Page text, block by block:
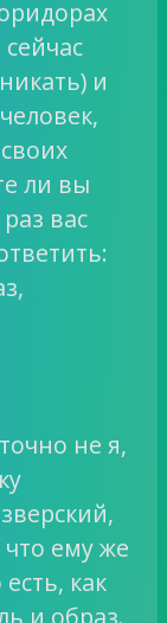
и
ли вы
вас
не я,
ему же
как